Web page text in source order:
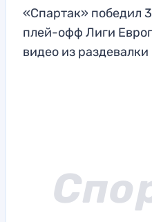
«Спартак» победил
плей-офф Лиги
видео из раздевалки